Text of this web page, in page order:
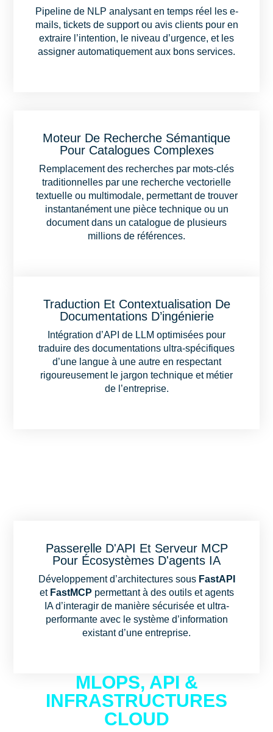
Pipeline de NLP analysant en temps réel les e-
mails, tickets de support ou avis clients pour en
extraire l’intention, le niveau d’urgence, et les
assigner automatiquement aux bons services.
Moteur De Recherche Sémantique
Pour Catalogues Complexes
Remplacement des recherches par mots-clés
traditionnelles par une recherche vectorielle
textuelle ou multimodale, permettant de trouver
instantanément une pièce technique ou un
document dans un catalogue de plusieurs
millions de références.
Traduction Et Contextualisation De
Documentations D’ingénierie
Intégration d’API de LLM optimisées pour
traduire des documentations ultra-spécifiques
d’une langue à une autre en respectant
rigoureusement le jargon technique et métier
de l’entreprise.
Passerelle D'API Et Serveur MCP
Pour Écosystèmes D'agents IA
Développement d’architectures sous FastAPI
et FastMCP permettant à des outils et agents
IA d’interagir de manière sécurisée et ultra-
performante avec le système d’information
existant d’une entreprise.
MLOPS, API &
INFRASTRUCTURES
CLOUD